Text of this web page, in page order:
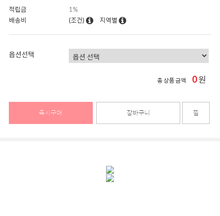
적립금
1%
배송비
(조건) 지역별
옵션선택
총 상품 금액 0원
즉시구매 장바구니 찜